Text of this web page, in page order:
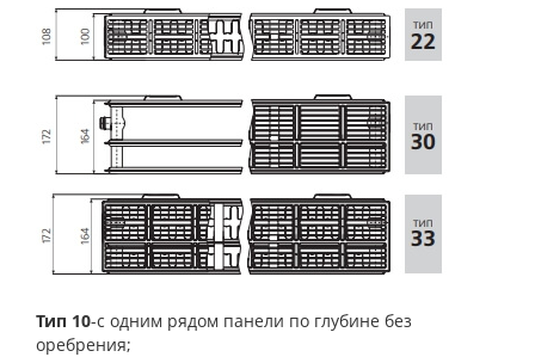
Тип 10-с одним рядом панели по глубине без
оребрения;